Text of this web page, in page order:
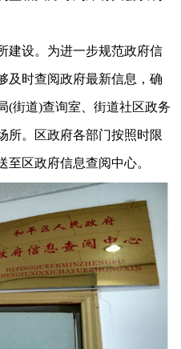
设。为进一步规范政府信
及时查阅政府最新信息，确
(街道)查询室、街道社区政务
所。区政府各部门按照时限
区政府信息查阅中心。